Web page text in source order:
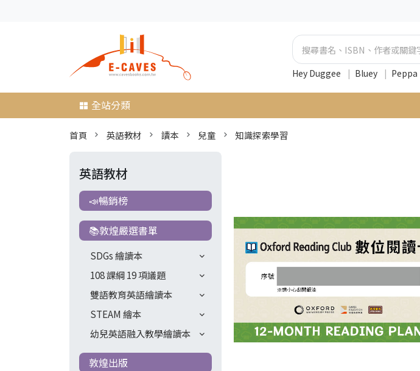
Hey Duggee | Bluey | Peppa
全站分類
首頁 英語教材 讀本 兒童 知識探索學習
英語教材
📣暢銷榜
📚敦煌嚴選書單
SDGs 繪讀本
108 課綱 19 項議題
雙語教育英語繪讀本
STEAM 繪本
幼兒英語融入教學繪讀本
敦煌出版